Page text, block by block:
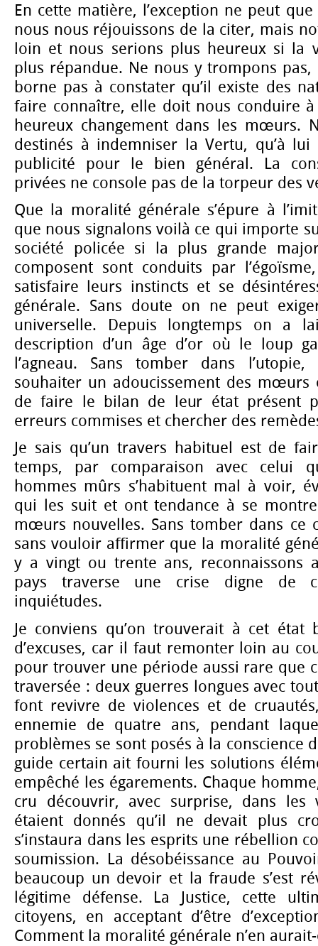
En cette matière, l’exception ne peut
nous nous réjouissons de la citer, mais
loin et nous serions plus heureux si la
plus répandue. Ne nous y trompons
borne pas à constater qu’il existe des
faire connaître, elle doit nous conduire à
heureux changement dans les mœurs.
destinés à indemniser la Vertu, qu’à
publicité pour le bien général. La
privées ne console pas de la torpeur des
Que la moralité générale s’épure à
que nous signalons voilà ce qui importe
société policée si la plus grande
composent sont conduits par
satisfaire leurs instincts et se
générale. Sans doute on ne peut
universelle. Depuis longtemps on a
description d’un âge d’or où le loup
l’agneau. Sans tomber dans
souhaiter un adoucissement des
de faire le bilan de leur état présent
erreurs commises et chercher des
Je sais qu’un travers habituel est de
temps, par comparaison avec celui
hommes mûrs s’habituent mal à voir,
qui les suit et ont tendance à se
mœurs nouvelles. Sans tomber dans ce
sans vouloir affirmer que la moralité
y a vingt ou trente ans, reconnaissons
pays traverse une crise digne de
inquiétudes.
Je conviens qu’on trouverait à cet état
d’excuses, car il faut remonter loin au
pour trouver une période aussi rare que
traversée : deux guerres longues avec
font revivre de violences et de
ennemie de quatre ans, pendant
problèmes se sont posés à la conscience
guide certain ait fourni les solutions
empêché les égarements. Chaque
cru découvrir, avec surprise, dans les
étaient donnés qu’il ne devait plus
s’instaura dans les esprits une rébellion
soumission. La désobéissance au
beaucoup un devoir et la fraude s’est
légitime défense. La Justice, cette
citoyens, en acceptant d’être
Comment la moralité générale n’en